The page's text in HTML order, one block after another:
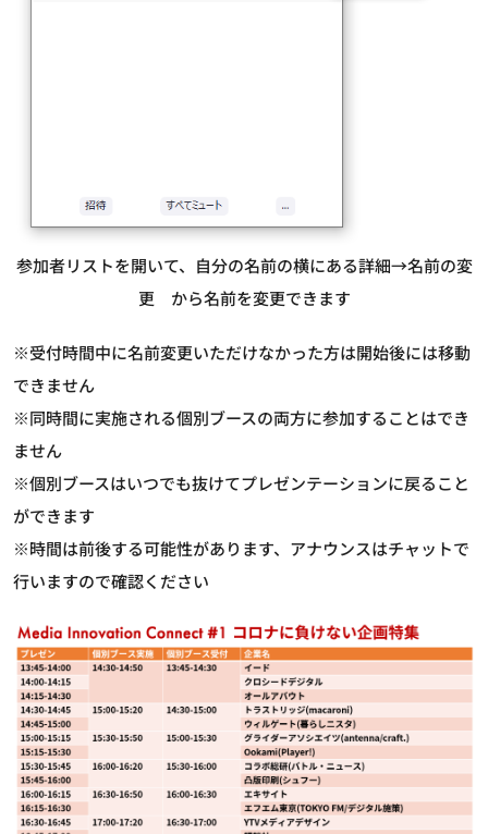
参加者リストを開いて、自分の名前の横にある詳細→名前の変
更 から名前を変更できます
※受付時間中に名前変更いただけなかった方は開始後には移動
できません
※同時間に実施される個別ブースの両方に参加することはでき
ません
※個別ブースはいつでも抜けてプレゼンテーションに戻ること
ができます
※時間は前後する可能性があります、アナウンスはチャットで
行いますので確認ください